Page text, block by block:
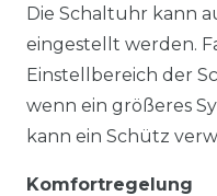
Die Schaltuhr kann
eingestellt werden.
Einstellbereich der
wenn ein größeres
kann ein Schütz
Komfortregelung